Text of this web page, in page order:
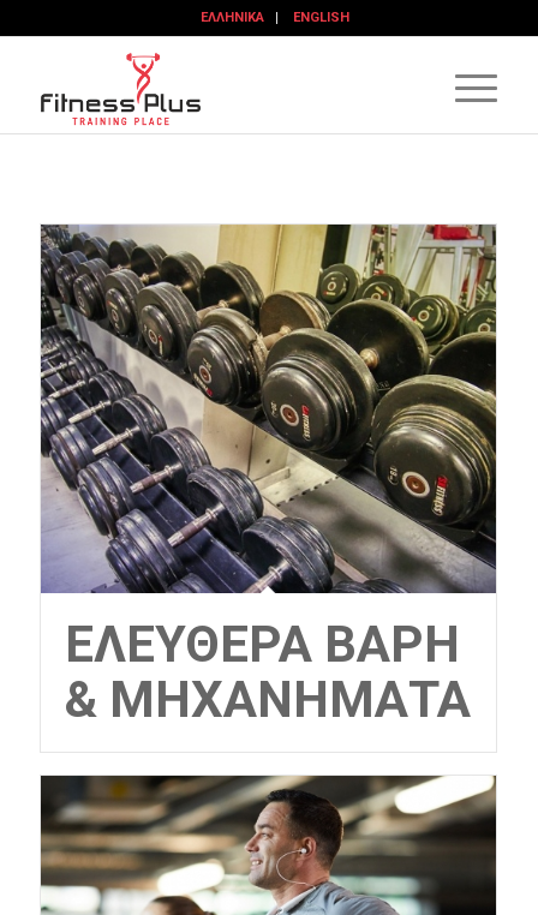
ΕΛΛΗΝΙΚΆ ENGLISH
ΕΛΕΎΘΕΡΑ ΒΆΡΗ
& ΜΗΧΑΝΉΜΑΤΑ